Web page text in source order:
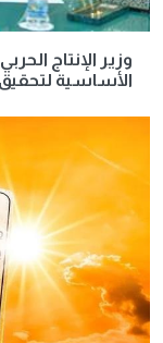
وزير الإنتاج
الأساسية لتحقيق